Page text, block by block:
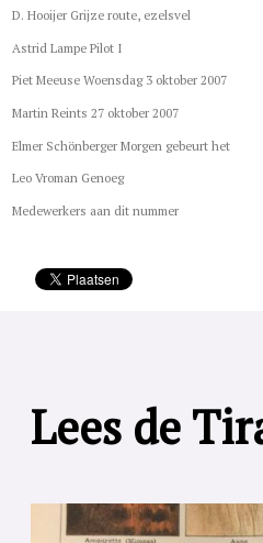
D. Hooijer Grijze route, ezelsvel
Astrid Lampe Pilot I
Piet Meeuse Woensdag 3 oktober 2007
Martin Reints 27 oktober 2007
Elmer Schönberger Morgen gebeurt het
Leo Vroman Genoeg
Medewerkers aan dit nummer
Lees de